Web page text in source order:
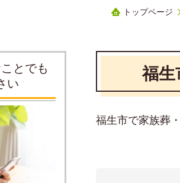
トップページ
福生
福生市で家族葬
とでも
い